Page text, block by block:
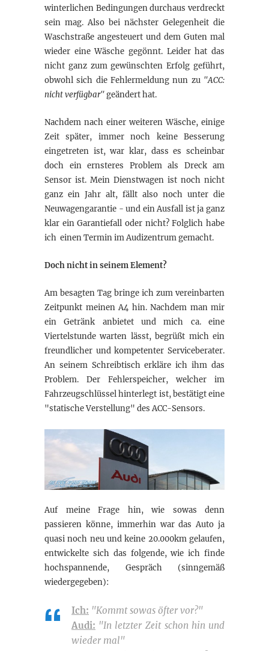
winterlichen Bedingungen durchaus verdreckt
sein mag. Also bei nächster Gelegenheit die
Waschstraße angesteuert und dem Guten mal
wieder eine Wäsche gegönnt. Leider hat das
nicht ganz zum gewünschten Erfolg geführt,
obwohl sich die Fehlermeldung nun zu "ACC:
nicht verfügbar"geändert hat.
Nachdem nach einer weiteren Wäsche, einige
Zeit später, immer noch keine Besserung
eingetreten ist, war klar, dass es scheinbar
doch ein ernsteres Problem als Dreck am
Sensor ist. Mein Dienstwagen ist noch nicht
ganz ein Jahr alt, fällt also noch unter die
Neuwagengarantie - und ein Ausfall ist ja ganz
klar ein Garantiefall oder nicht? Folglich habe
ich einen Termin im Audizentrum gemacht.
Doch nicht in seinem Element?
Am besagten Tag bringe ich zum vereinbarten
Zeitpunkt meinen A4 hin. Nachdem man mir
ein Getränk anbietet und mich ca. eine
Viertelstunde warten lässt, begrüßt mich ein
freundlicher und kompetenter Serviceberater.
An seinem Schreibtisch erkläre ich ihm das
Problem. Der Fehlerspeicher, welcher im
Fahrzeugschlüssel hinterlegt ist, bestätigt eine
"statische Verstellung" des ACC-Sensors.
Auf meine Frage hin, wie sowas denn
passieren könne, immerhin war das Auto ja
quasi noch neu und keine 20.000km gelaufen,
entwickelte sich das folgende, wie ich finde
hochspannende, Gespräch (sinngemäß
wiedergegeben):
Ich: "Kommt sowas öfter vor?"
Audi: "In letzter Zeit schon hin und
wieder mal"